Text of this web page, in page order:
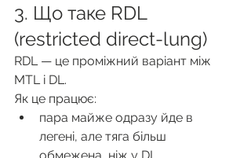
3. Що таке RDL
(restricted direct-lung)
RDL — це проміжний варіант між
MTL і DL.
Як це працює:
пара майже одразу йде в
легені, але тяга більш
обмежена, ніж у DL.